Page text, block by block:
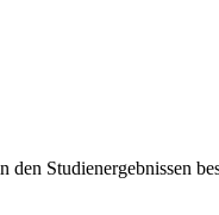
Studienergebnissen